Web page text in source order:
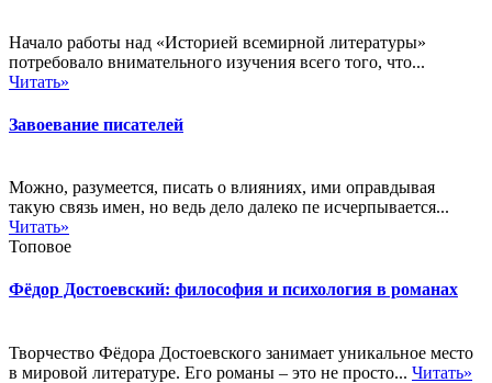
Начало работы над «Историей всемирной литературы»
потребовало внимательного изучения всего того, что...
Читать»
Завоевание писателей
Можно, разумеется, писать о влияниях, ими оправдывая
такую связь имен, но ведь дело далеко пе исчерпывается...
Читать»
Топовое
Фёдор Достоевский: философия и психология в романах
Творчество Фёдора Достоевского занимает уникальное место
в мировой литературе. Его романы – это не просто... Читать»